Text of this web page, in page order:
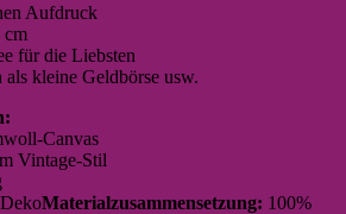
Aufdruck
cm
für die Liebsten
als kleine Geldbörse usw.
Canvas
Vintage-Stil
Materialzusammensetzung: 100%